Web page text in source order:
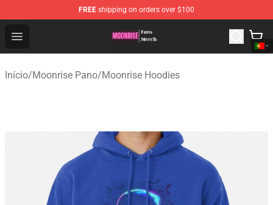
FREE shipping on orders over $100
Open menu
Moonrise Store - Official Moonrise Merchandise Shop
Início/Moonrise Pano/Moonrise Hoodies